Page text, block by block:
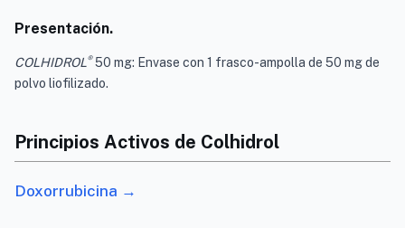
Presentación.
COLHIDROL®50 mg: Envase con 1 frasco-ampolla de 50 mg de
polvo liofilizado.
Principios Activos de Colhidrol
Doxorrubicina →